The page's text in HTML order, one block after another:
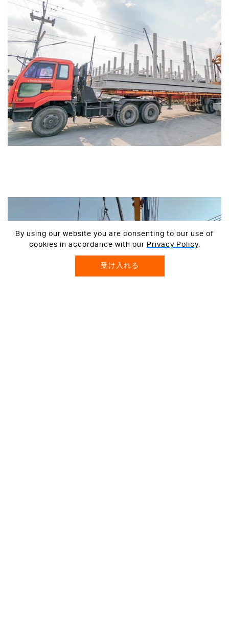
By using our website you are consenting to our use of
cookies in accordance with our Privacy Policy.
受け入れる